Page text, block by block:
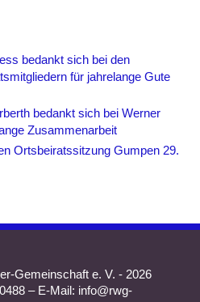
bedankt sich bei den
für jahrelange Gute
bedankt sich bei Werner
Zusammenarbeit
Ortsbeiratssitzung Gumpen 29.
Gemeinschaft e. V. - 2026
– E-Mail: info@rwg-